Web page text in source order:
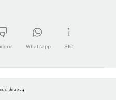
Whatsapp SIC
de 2024